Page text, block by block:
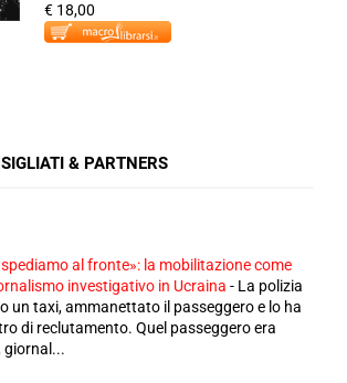
€ 18,00
& PARTNERS
al fronte»: la mobilitazione come
investigativo in Ucraina - La polizia
un taxi, ammanettato il passeggero e lo ha
di reclutamento. Quel passeggero era
giornal...